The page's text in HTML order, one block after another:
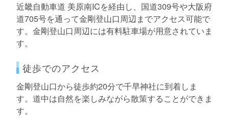
近畿自動車道 美原南ICを経由し、国道309号や大阪府
道705号を通って金剛登山口周辺までアクセス可能で
す。金剛登山口周辺には有料駐車場が用意されていま
す。
徒歩でのアクセス
金剛登山口から徒歩約20分で千早神社に到着しま
す。道中は自然を楽しみながら散策することができま
す。